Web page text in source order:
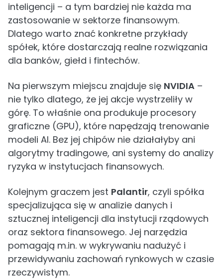
inteligencji – a tym bardziej nie każda ma
zastosowanie w sektorze finansowym.
Dlatego warto znać konkretne przykłady
spółek, które dostarczają realne rozwiązania
dla banków, giełd i fintechów.
Na pierwszym miejscu znajduje się NVIDIA –
nie tylko dlatego, że jej akcje wystrzeliły w
górę. To właśnie ona produkuje procesory
graficzne (GPU), które napędzają trenowanie
modeli AI. Bez jej chipów nie działałyby ani
algorytmy tradingowe, ani systemy do analizy
ryzyka w instytucjach finansowych.
Kolejnym graczem jest Palantir, czyli spółka
specjalizująca się w analizie danych i
sztucznej inteligencji dla instytucji rządowych
oraz sektora finansowego. Jej narzędzia
pomagają m.in. w wykrywaniu nadużyć i
przewidywaniu zachowań rynkowych w czasie
rzeczywistym.